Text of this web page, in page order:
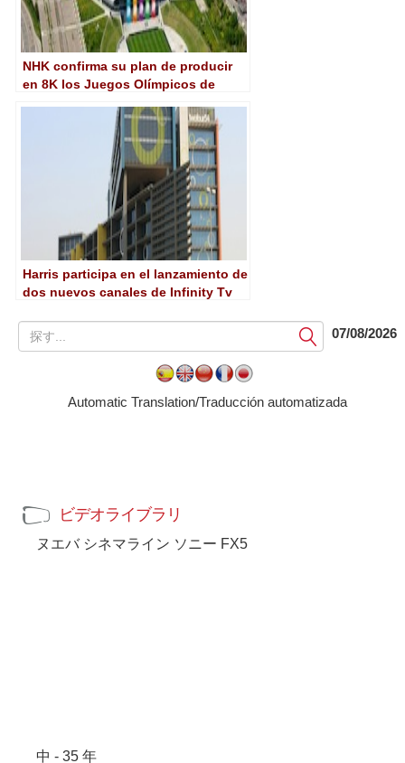
NHK confirma su plan de producir
en 8K los Juegos Olímpicos de
Harris participa en el lanzamiento de
dos nuevos canales de Infinity Tv
提
出
07/08/2026
Automatic Translation/Traducción automatizada
ビデオライブラリ
ヌエバ シネマライン ソニー FX5
中 - 35 年